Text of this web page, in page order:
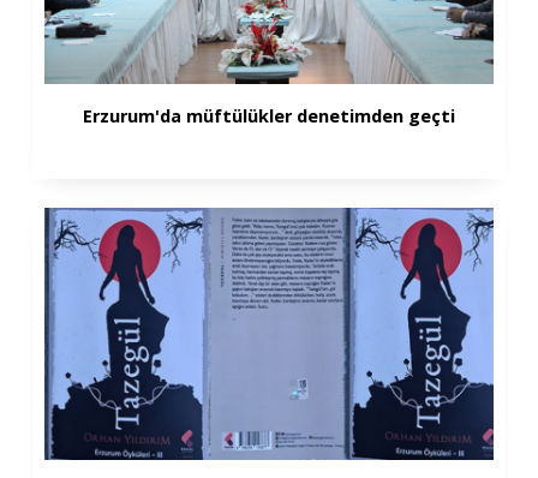
Erzurum'da müftülükler denetimden geçti